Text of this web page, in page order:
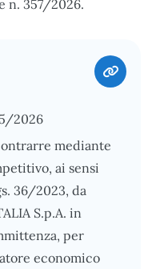
n. 357/2026.
2026
mediante
ai sensi
36/2023, da
S.p.A. in
per
economico